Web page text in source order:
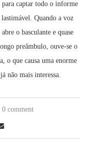
para captar todo o informe
lastimável. Quando a voz
o basculante e quase
preâmbulo, ouve-se o
o que causa uma enorme
não mais interessa.
0 comment